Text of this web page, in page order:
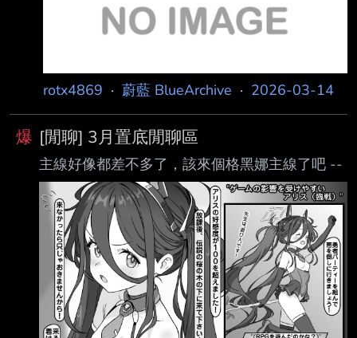
rotx4869 · 蔚藍 BlueArchive · 2026-03-14
爆 [閒聊] 3月置底閒聊區
主線好像都差不多了，該來個格黑娜主線了吧 --